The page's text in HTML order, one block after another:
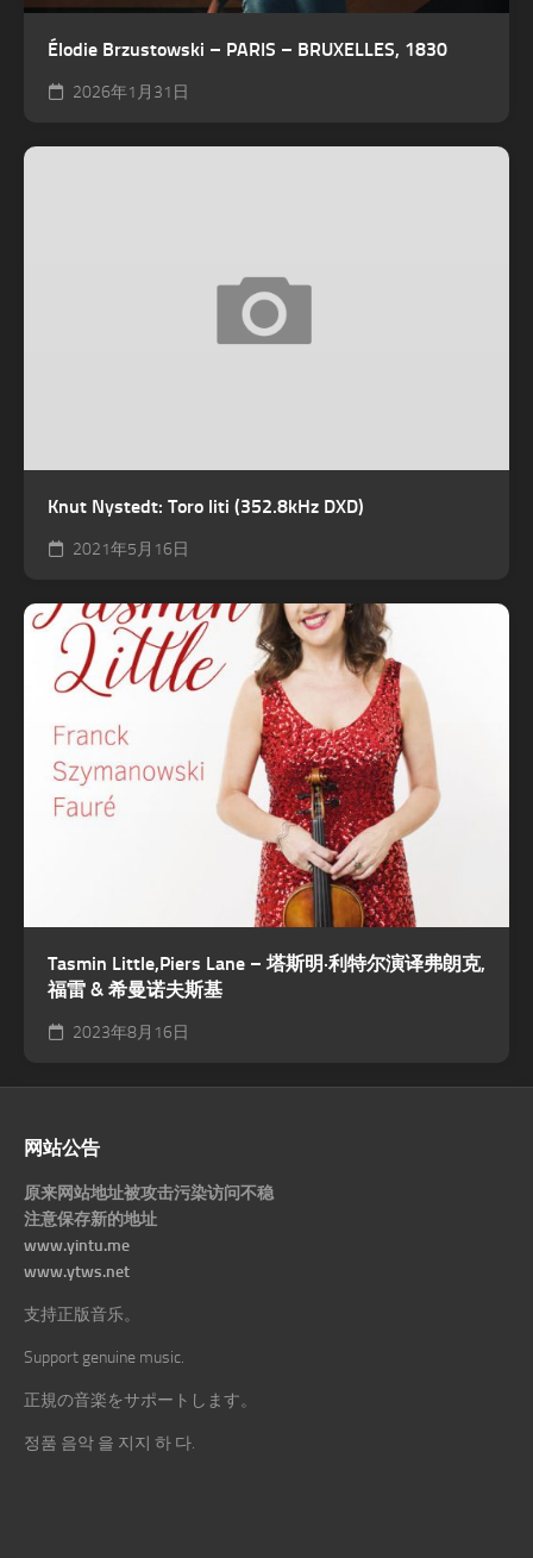
Élodie Brzustowski – PARIS – BRUXELLES, 1830
2026年1月31日
Knut Nystedt: Toro liti (352.8kHz DXD)
2021年5月16日
Tasmin Little,Piers Lane – 塔斯明·利特尔演译弗朗克,
福雷 & 希曼诺夫斯基
2023年8月16日
网站公告
原来网站地址被攻击污染访问不稳
注意保存新的地址
www.yintu.me
www.ytws.net
支持正版音乐。
Support genuine music.
正規の音楽をサポートします。
정품 음악 을 지지 하 다.